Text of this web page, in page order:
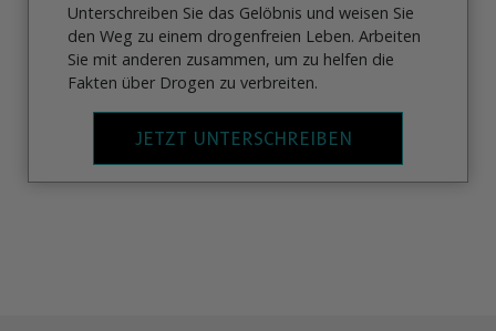
Unterschreiben Sie das Gelöbnis und weisen Sie
den Weg zu einem drogenfreien Leben. Arbeiten
Sie mit anderen zusammen, um zu helfen die
Fakten über Drogen zu verbreiten.
JETZT UNTERSCHREIBEN